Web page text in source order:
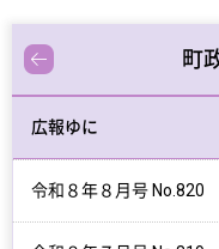
町
広報ゆに
令和８年８月号 No.820